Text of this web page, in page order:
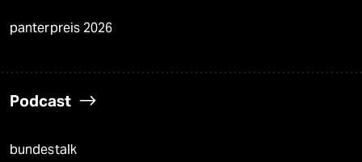
panterpreis 2026
Podcast
bundestalk